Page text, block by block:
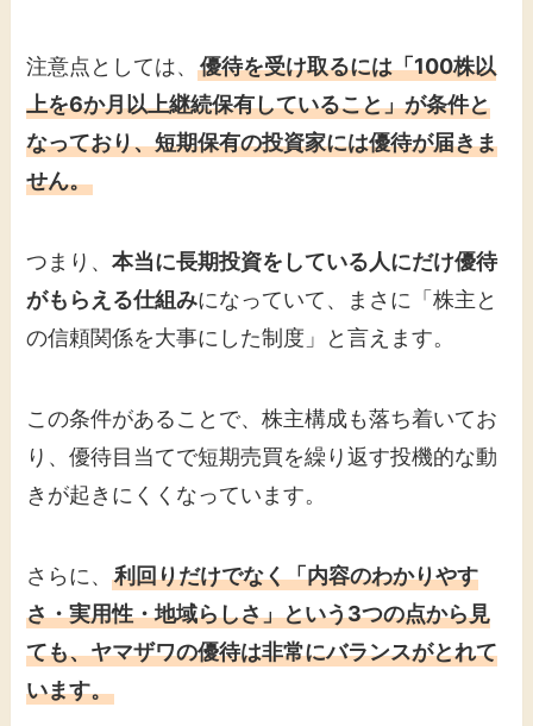
注意点としては、優待を受け取るには「100株以
上を6か月以上継続保有していること」が条件と
なっており、短期保有の投資家には優待が届きま
せん。
つまり、本当に長期投資をしている人にだけ優待
がもらえる仕組みになっていて、まさに「株主と
の信頼関係を大事にした制度」と言えます。
この条件があることで、株主構成も落ち着いてお
り、優待目当てで短期売買を繰り返す投機的な動
きが起きにくくなっています。
さらに、利回りだけでなく「内容のわかりやす
さ・実用性・地域らしさ」という3つの点から見
ても、ヤマザワの優待は非常にバランスがとれて
います。